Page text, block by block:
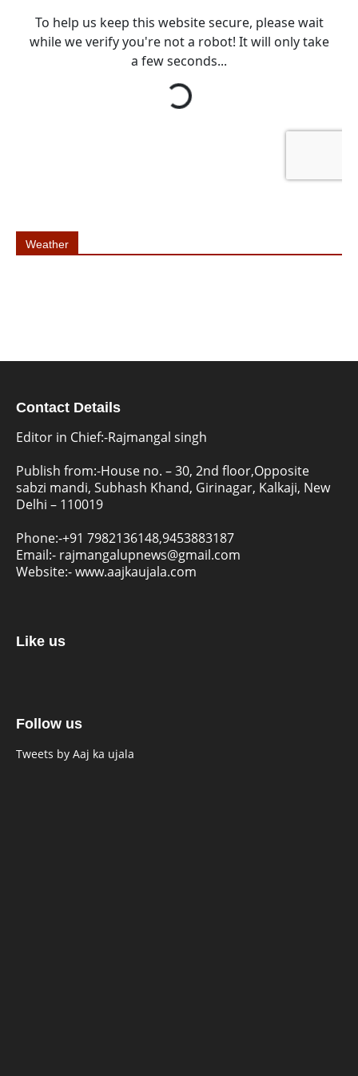
Weather
Contact Details
Editor in Chief:-Rajmangal singh
Publish from:-House no. – 30, 2nd floor,Opposite
sabzi mandi, Subhash Khand, Girinagar, Kalkaji, New
Delhi – 110019
Phone:-+91 7982136148,9453883187
Email:- rajmangalupnews@gmail.com
Website:-www.aajkaujala.com
Like us
Follow us
Tweets by Aaj ka ujala